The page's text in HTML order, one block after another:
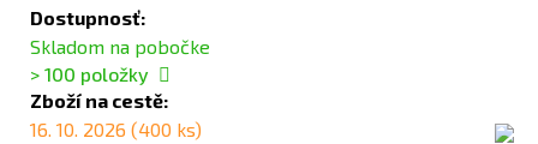
Dostupnosť:
Skladom na pobočke
> 100 položky
Zboží na cestě:
16. 10. 2026 (400 ks)